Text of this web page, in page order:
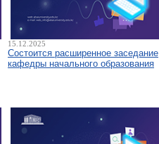
15.12.2025
Состоится расширенное заседание
кафедры начального образования